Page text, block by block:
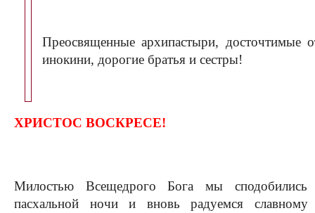
Преосвященные архипастыри, досточтимые
инокини, дорогие братья и сестры!
ХРИСТОС ВОСКРЕСЕ!
Милостью Всещедрого Бога мы сподобились
пасхальной ночи и вновь радуемся славному